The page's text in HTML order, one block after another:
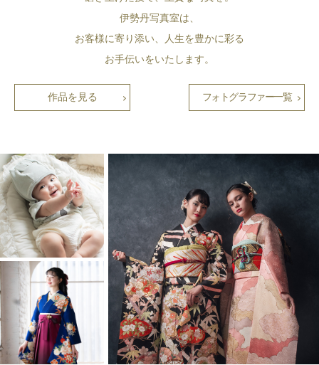
伊勢丹写真室は、
お客様に寄り添い、人生を豊かに彩る
お手伝いをいたします。
作品を見る フォトグラファー一覧